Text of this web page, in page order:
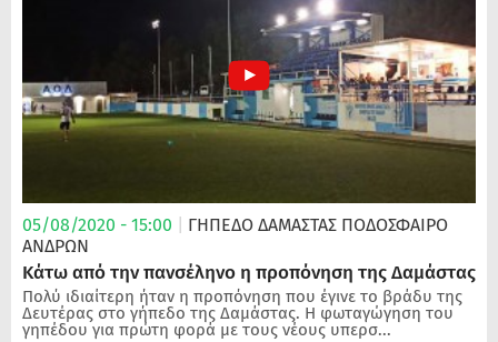
05/08/2020 - 15:00 ΓΗΠΕΔΟ ΔΑΜΑΣΤΑΣ ΠΟΔΌΣΦΑΙΡΟ
ΑΝΔΡΏΝ
Κάτω από την πανσέληνο η προπόνηση της Δαμάστας
Πολύ ιδιαίτερη ήταν η προπόνηση που έγινε το βράδυ της
Δευτέρας στο γήπεδο της Δαμάστας. Η φωταγώγηση του
γηπέδου για πρώτη φορά με τους νέους υπερσ...